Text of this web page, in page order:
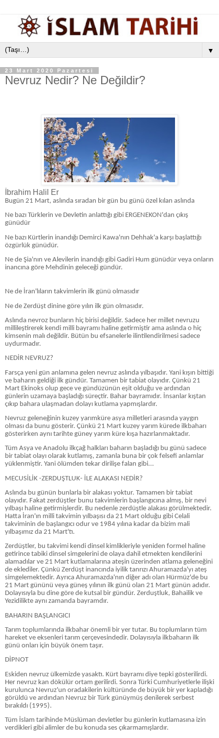
▼
23 Mart 2020 Pazartesi
Nevruz Nedir? Ne Değildir?
İbrahim Halil Er
Bugün 21 Mart, aslında sıradan bir gün bu günü özel kılan aslında
Ne bazı Türklerin ve Devletin anlattığı gibi ERGENEKON'dan çıkış
günüdür
Ne bazı Kürtlerin inandığı Demirci Kawa'nın Dehhak'a karşı başlattığı
özgürlük günüdür.
Ne de Şia'nın ve Alevilerin inandığı gibi Gadiri Hum günüdür veya onların
inancına göre Mehdinin geleceği gündür.
Ne de İran'lıların takvimlerin ilk günü olmasıdır
Ne de Zerdüşt dinine göre yılın ilk gün olmasıdır.
Aslında nevroz bunların hiç birisi değildir. Sadece her millet nevruzu
millileştirerek kendi milli bayramı haline getirmiştir ama aslında o hiç
kimsenin malı değildir. Bütün bu efsanelerle ilintilendirilmesi sadece
uydurmadır.
NEDİR NEVRUZ?
Farsça yeni gün anlamına gelen nevruz aslında yılbaşıdır. Yani kışın bittiği
ve baharın geldiği ilk gündür. Tamamen bir tabiat olayıdır. Çünkü 21
Mart Ekinoks olup gece ve gündüzünün eşit olduğu ve ardından
günlerin uzamaya başladığı süreçtir. Bahar bayramıdır. İnsanlar kıştan
çıkıp bahara ulaşmadan dolayı kutlama yapmışlardır.
Nevruz geleneğinin kuzey yarımküre asya milletleri arasında yaygın
olması da bunu gösterir. Çünkü 21 Mart kuzey yarım kürede ilkbaharı
gösterirken aynı tarihte güney yarım küre kışa hazırlanmaktadır.
Tüm Asya ve Anadolu ilkçağ halkları baharın başladığı bu günü sadece
bir tabiat olayı olarak kutlamış, zamanla buna bir çok felsefi anlamlar
yüklenmiştir. Yani ölümden tekar dirilişe falan gibi...
MECUSİLİK -ZERDUŞTLUK- İLE ALAKASI NEDİR?
Aslında bu günün bunlarla bir alakası yoktur. Tamamen bir tabiat
olayıdır. Fakat zerdüştler bunu takvimlerin başlangıcına almış, bir nevi
yılbaşı haline getirmişlerdir. Bu nedenle zerdüştle alakası görülmektedir.
Hatta İran'ın milli takvimin yılbaşısı da 21 Mart olduğu gibi Celali
takviminin de başlangıcı odur ve 1984 yılına kadar da bizim mali
yılbaşımız da 21 Mart'tı.
Zerdüştler, bu takvimi kendi dinsel kimlikleriyle yeniden formel haline
getirince tabiki dinsel simgelerini de olaya dahil etmekten kendilerini
alamadılar ve 21 Mart kutlamalarına ateşin üzerinden atlama geleneğini
de eklediler. Çünkü Zerdüşt inancında iyilik tanrızı Ahuramazda'yı ateş
simgelemektedir. Ayrıca Ahuramazda'nın diğer adı olan Hürmüz'de bu
21 Mart gününü veya güneş yılının ilk günü olan 21 Mart günün adıdır.
Dolayısıyla bu dine göre de kutsal bir gündür. Zerduştluk, Bahailik ve
Yezidilikte aynı zamanda bayramdır.
BAHARIN BAŞLANGICI
Tarım toplumlarında ilkbahar önemli bir yer tutar. Bu toplumların tüm
hareket ve eksenleri tarım çerçevesindedir. Dolayısıyla ilkbaharın ilk
günü onları için büyük önem taşır.
DİPNOT
Eskiden nevruz ülkemizde yasaktı. Kürt bayramı diye tepki gösterilirdi.
Her nevruz kan dökülür ortam gerilirdi. Sonra Türki Cumhuriyetlerle ilişki
kurulunca Nevruz'un oradakilerin kültüründe de büyük bir yer kapladığı
görüldü ve ardından Nevruz bir Türk günüymüş denilerek serbest
bırakıldı (1995).
Tüm İslam tarihinde Müslüman devletler bu günlerin kutlamasına izin
verdikleri gibi alimler de bu konuda ses çıkarmamışlardır.